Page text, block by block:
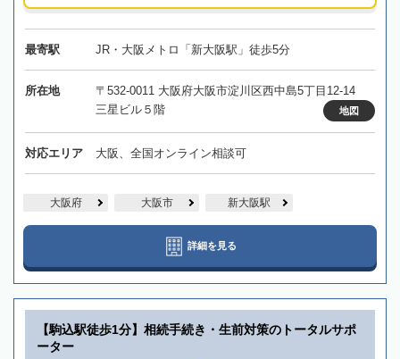
最寄駅 JR・大阪メトロ「新大阪駅」徒歩5分
所在地
〒532-0011 大阪府大阪市淀川区西中島5丁目12-14
三星ビル５階
地図
対応エリア 大阪、全国オンライン相談可
大阪府 大阪市 新大阪駅
詳細を見る
【駒込駅徒歩1分】相続手続き・生前対策のトータルサポ
ーター